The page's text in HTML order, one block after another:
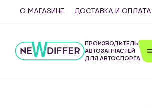
О МАГАЗИНЕ ДОСТАВКА И ОПЛАТА
ПРОИЗВОДИТЕЛЬ
АВТОЗАПЧАСТЕЙ
ДЛЯ АВТОСПОРТА